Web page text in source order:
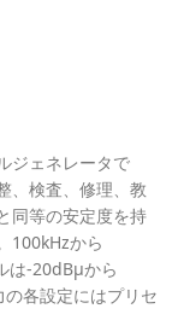
ジェネレータで
、検査、修理、教
同等の安定度を持
100kHzから
は-20dBμから
各設定にはプリセ